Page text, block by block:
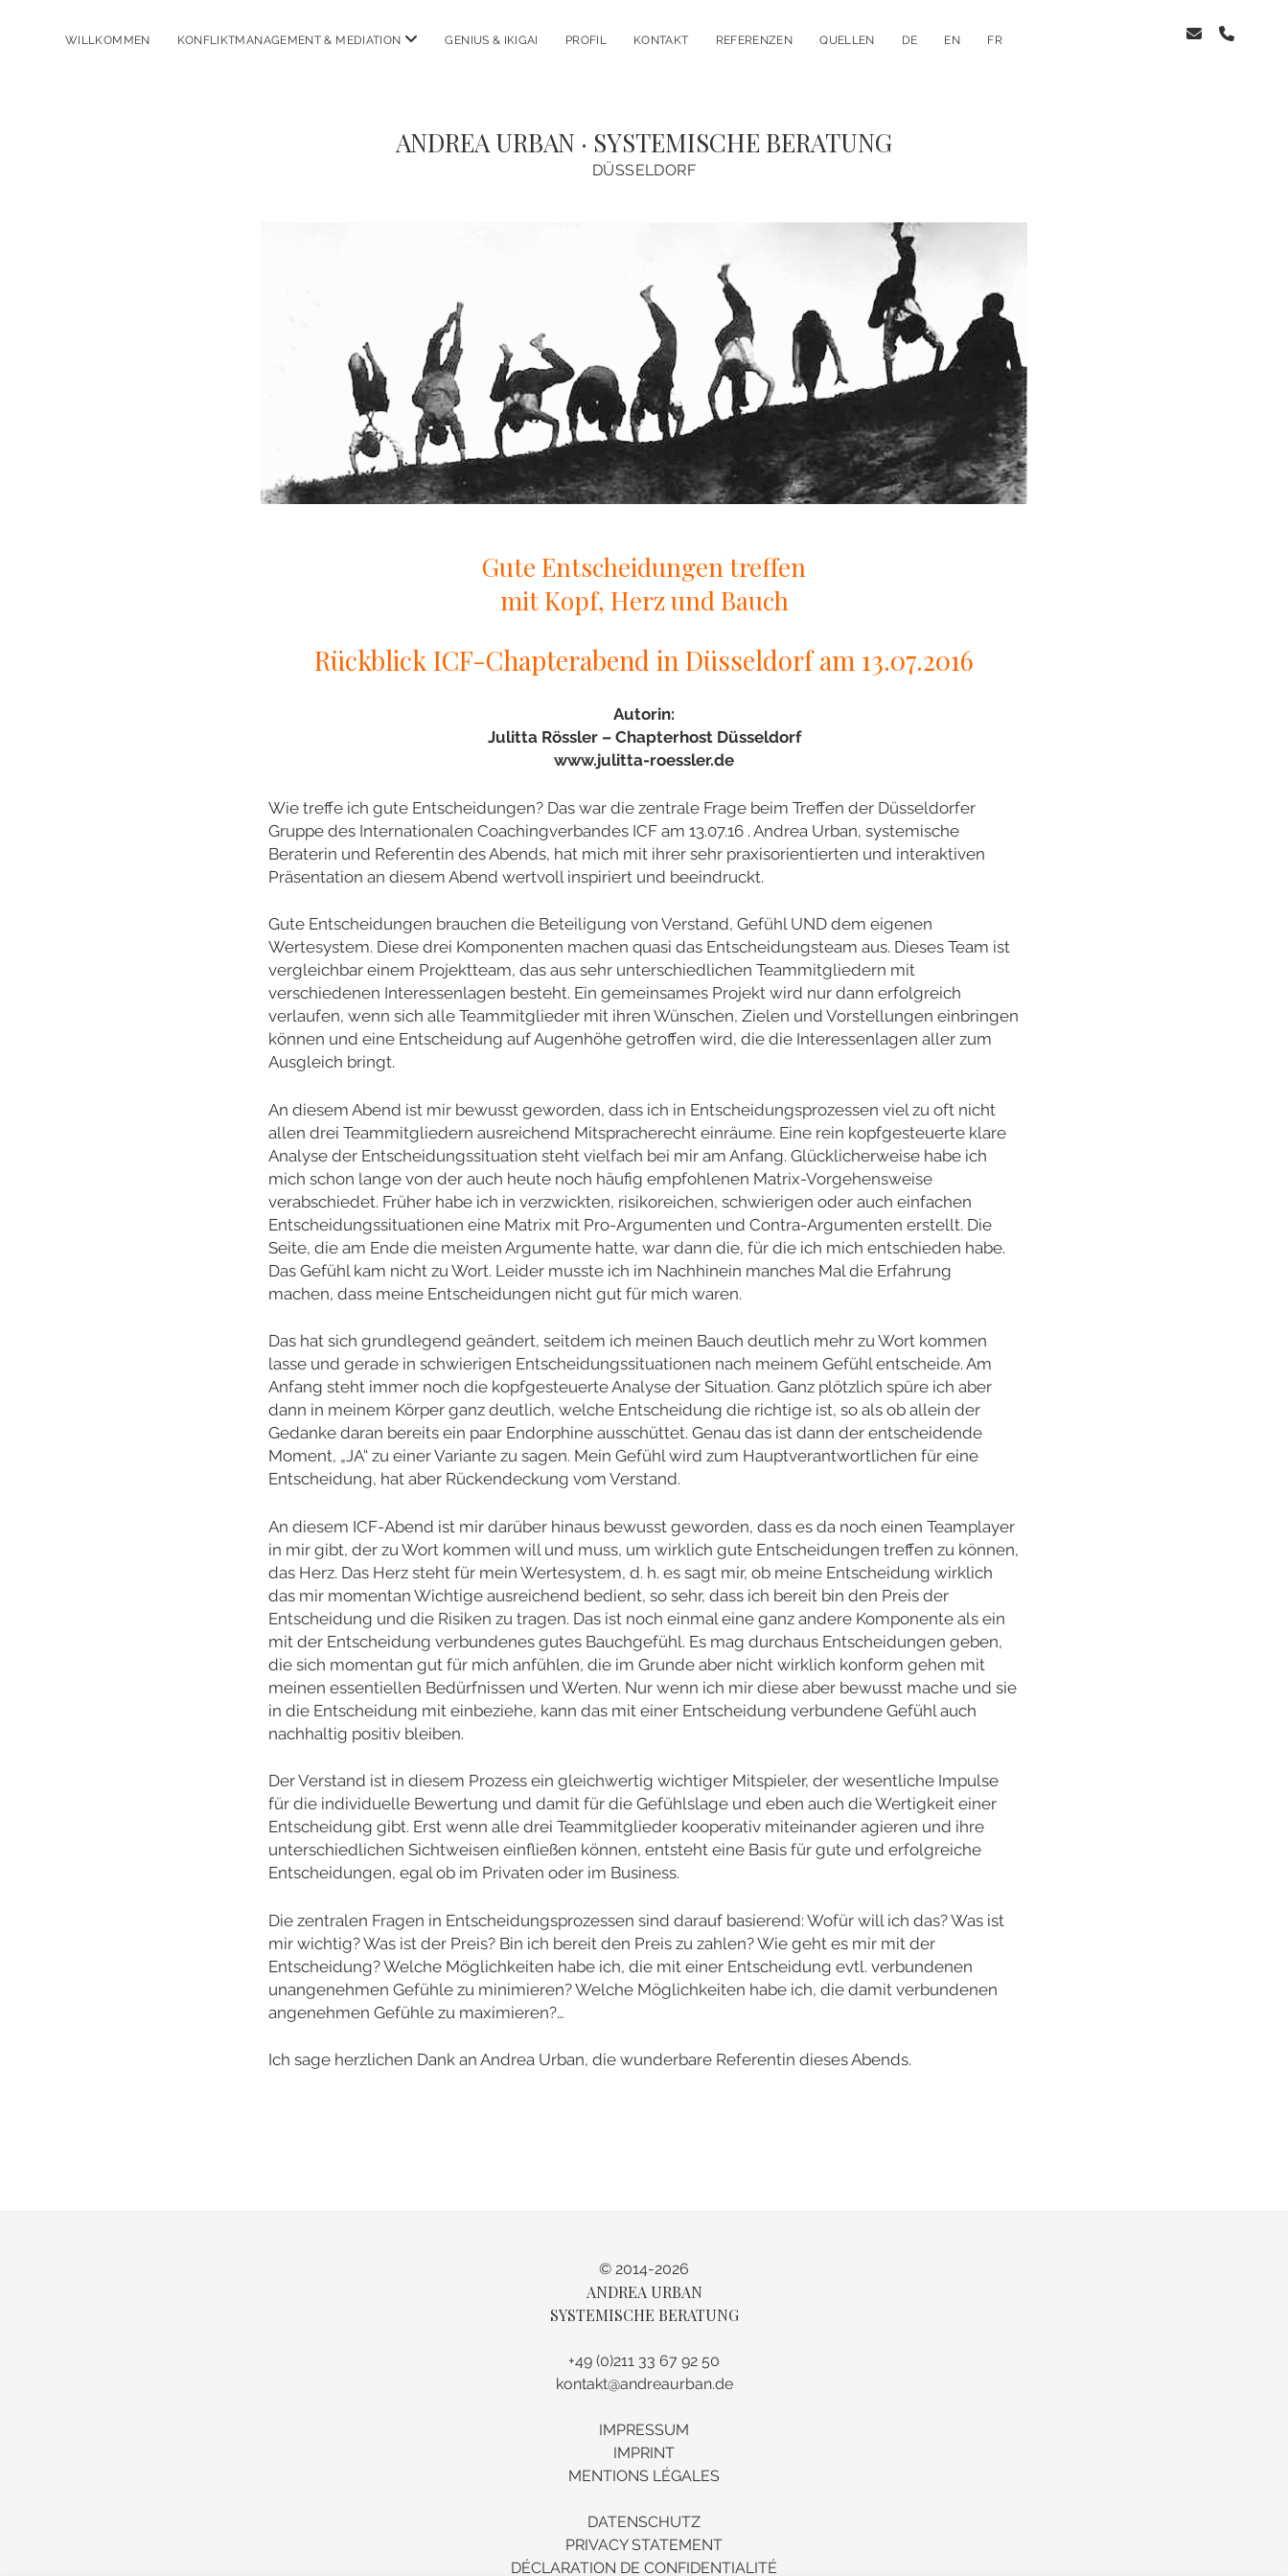
WILLKOMMEN KONFLIKTMANAGEMENT & MEDIATION Menü
GENIUS & IKIGAI PROFIL KONTAKT REFERENZEN QUELLEN DE EN FR emailphone
ANDREA URBAN · SYSTEMISCHE BERATUNG
DÜSSELDORF
Gute Entscheidungen treffen
mit Kopf, Herz und Bauch
Rückblick ICF-Chapterabend in Düsseldorf am 13.07.2016
Autorin:
Julitta Rössler – Chapterhost Düsseldorf
www.julitta-roessler.de
Wie treffe ich gute Entscheidungen? Das war die zentrale Frage beim Treffen der Düsseldorfer
Gruppe des Internationalen Coachingverbandes ICF am 13.07.16 . Andrea Urban, systemische
Beraterin und Referentin des Abends, hat mich mit ihrer sehr praxisorientierten und interaktiven
Präsentation an diesem Abend wertvoll inspiriert und beeindruckt.
Gute Entscheidungen brauchen die Beteiligung von Verstand, Gefühl UND dem eigenen
Wertesystem. Diese drei Komponenten machen quasi das Entscheidungsteam aus. Dieses Team ist
vergleichbar einem Projektteam, das aus sehr unterschiedlichen Teammitgliedern mit
verschiedenen Interessenlagen besteht. Ein gemeinsames Projekt wird nur dann erfolgreich
verlaufen, wenn sich alle Teammitglieder mit ihren Wünschen, Zielen und Vorstellungen einbringen
können und eine Entscheidung auf Augenhöhe getroffen wird, die die Interessenlagen aller zum
Ausgleich bringt.
An diesem Abend ist mir bewusst geworden, dass ich in Entscheidungsprozessen viel zu oft nicht
allen drei Teammitgliedern ausreichend Mitspracherecht einräume. Eine rein kopfgesteuerte klare
Analyse der Entscheidungssituation steht vielfach bei mir am Anfang. Glücklicherweise habe ich
mich schon lange von der auch heute noch häufig empfohlenen Matrix-Vorgehensweise
verabschiedet. Früher habe ich in verzwickten, risikoreichen, schwierigen oder auch einfachen
Entscheidungssituationen eine Matrix mit Pro-Argumenten und Contra-Argumenten erstellt. Die
Seite, die am Ende die meisten Argumente hatte, war dann die, für die ich mich entschieden habe.
Das Gefühl kam nicht zu Wort. Leider musste ich im Nachhinein manches Mal die Erfahrung
machen, dass meine Entscheidungen nicht gut für mich waren.
Das hat sich grundlegend geändert, seitdem ich meinen Bauch deutlich mehr zu Wort kommen
lasse und gerade in schwierigen Entscheidungssituationen nach meinem Gefühl entscheide. Am
Anfang steht immer noch die kopfgesteuerte Analyse der Situation. Ganz plötzlich spüre ich aber
dann in meinem Körper ganz deutlich, welche Entscheidung die richtige ist, so als ob allein der
Gedanke daran bereits ein paar Endorphine ausschüttet. Genau das ist dann der entscheidende
Moment, „JA“ zu einer Variante zu sagen. Mein Gefühl wird zum Hauptverantwortlichen für eine
Entscheidung, hat aber Rückendeckung vom Verstand.
An diesem ICF-Abend ist mir darüber hinaus bewusst geworden, dass es da noch einen Teamplayer
in mir gibt, der zu Wort kommen will und muss, um wirklich gute Entscheidungen treffen zu können,
das Herz. Das Herz steht für mein Wertesystem, d. h. es sagt mir, ob meine Entscheidung wirklich
das mir momentan Wichtige ausreichend bedient, so sehr, dass ich bereit bin den Preis der
Entscheidung und die Risiken zu tragen. Das ist noch einmal eine ganz andere Komponente als ein
mit der Entscheidung verbundenes gutes Bauchgefühl. Es mag durchaus Entscheidungen geben,
die sich momentan gut für mich anfühlen, die im Grunde aber nicht wirklich konform gehen mit
meinen essentiellen Bedürfnissen und Werten. Nur wenn ich mir diese aber bewusst mache und sie
in die Entscheidung mit einbeziehe, kann das mit einer Entscheidung verbundene Gefühl auch
nachhaltig positiv bleiben.
Der Verstand ist in diesem Prozess ein gleichwertig wichtiger Mitspieler, der wesentliche Impulse
für die individuelle Bewertung und damit für die Gefühlslage und eben auch die Wertigkeit einer
Entscheidung gibt. Erst wenn alle drei Teammitglieder kooperativ miteinander agieren und ihre
unterschiedlichen Sichtweisen einfließen können, entsteht eine Basis für gute und erfolgreiche
Entscheidungen, egal ob im Privaten oder im Business.
Die zentralen Fragen in Entscheidungsprozessen sind darauf basierend: Wofür will ich das? Was ist
mir wichtig? Was ist der Preis? Bin ich bereit den Preis zu zahlen? Wie geht es mir mit der
Entscheidung? Welche Möglichkeiten habe ich, die mit einer Entscheidung evtl. verbundenen
unangenehmen Gefühle zu minimieren? Welche Möglichkeiten habe ich, die damit verbundenen
angenehmen Gefühle zu maximieren?…
Ich sage herzlichen Dank an Andrea Urban, die wunderbare Referentin dieses Abends.
© 2014-2026
ANDREA URBAN
SYSTEMISCHE BERATUNG
+49 (0)211 33 67 92 50
kontakt@andreaurban.de
IMPRESSUM
IMPRINT
MENTIONS LÉGALES
DATENSCHUTZ
PRIVACY STATEMENT
DÉCLARATION DE CONFIDENTIALITÉ